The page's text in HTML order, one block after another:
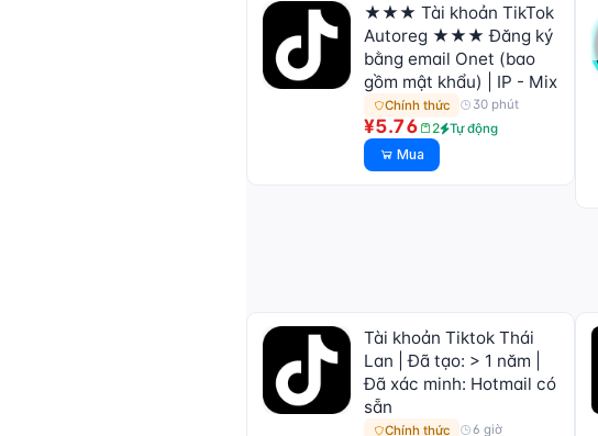
★★★ Tài khoản TikTok
Autoreg ★★★ Đăng ký
bằng email Onet (bao
gồm mật khẩu) | IP - Mix
Chính thức 30 phút
¥5.76 2 Tự động
Mua
Tài khoản Tiktok Thái
Lan | Đã tạo: > 1 năm |
Đã xác minh: Hotmail có
sẵn
Chính thức 6 giờ